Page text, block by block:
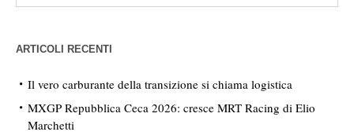
ARTICOLI RECENTI
Il vero carburante della transizione si chiama logistica
MXGP Repubblica Ceca 2026: cresce MRT Racing di Elio
Marchetti